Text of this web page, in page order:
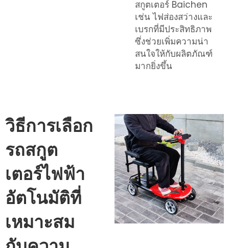
สกูตเตอร์ Baichen
เช่น ไฟส่องสว่างและ
เบรกที่มีประสิทธิภาพ
ซึ่งช่วยเพิ่มความน่า
สนใจให้กับผลิตภัณฑ์
มากยิ่งขึ้น
วิธีการเลือก
รถสกูต
เตอร์ไฟฟ้า
อัตโนมัติที่
เหมาะสม